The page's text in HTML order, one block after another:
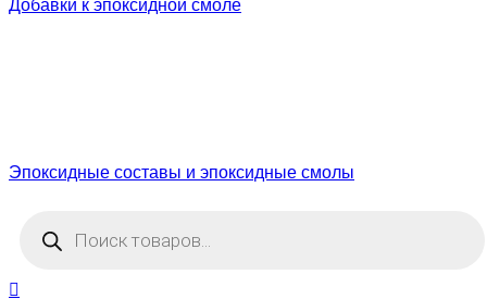
Добавки к эпоксидной смоле
Эпоксидные составы и эпоксидные смолы
товаров